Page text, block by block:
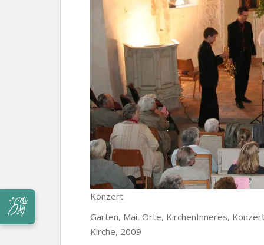
Konzert
Garten, Mai, Orte, KirchenInneres,
Kirche, 2009